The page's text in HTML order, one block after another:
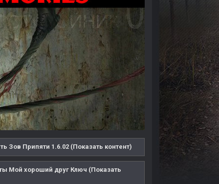
Зов Припяти 1.6.02 (Показать контент)
Мой хороший друг Ключ (Показать